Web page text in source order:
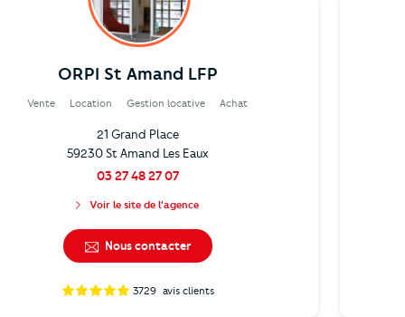
ORPI St Amand LFP
Vente Location Gestion locative Achat
21 Grand Place
59230 St Amand Les Eaux
03 27 48 27 07
Voir le site de l'agence
Nous contacter
3729 avis clients